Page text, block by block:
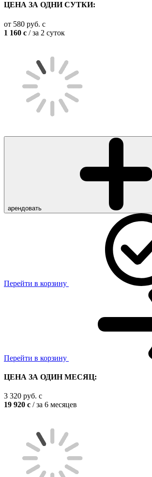
ЦЕНА ЗА ОДНИ СУТКИ:
от 580 руб. c
1 160 c / за 2 суток
арендовать
Перейти в корзину
Перейти в корзину
ЦЕНА ЗА ОДИН МЕСЯЦ:
3 320 руб. c
19 920 c / за 6 месяцев